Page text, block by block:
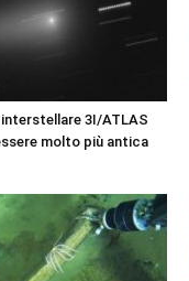
3I/ATLAS
molto più antica